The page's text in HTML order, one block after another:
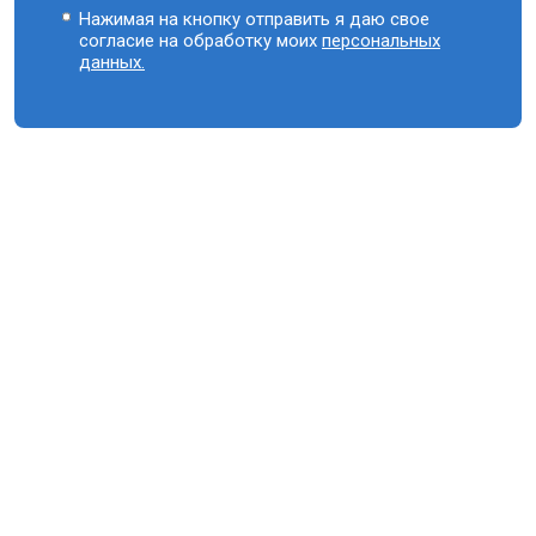
Нажимая на кнопку отправить я даю свое
согласие на обработку моихперсональных
данных.